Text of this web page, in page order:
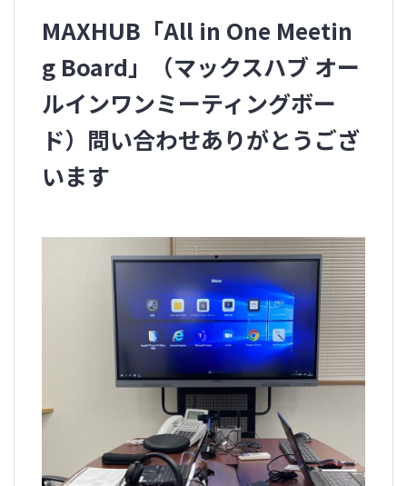
MAXHUB「All in One Meetin
g Board」（マックスハブ オー
ルインワンミーティングボー
ド）問い合わせありがとうござ
います